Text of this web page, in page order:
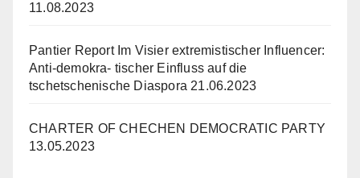
11.08.2023
Pantier Report Im Visier extremistischer Influencer:
Anti-demokra- tischer Einfluss auf die
tschetschenische Diaspora 21.06.2023
CHARTER OF CHECHEN DEMOCRATIC PARTY
13.05.2023